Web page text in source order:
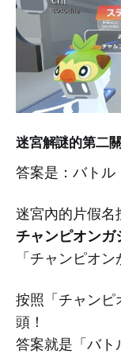
迷宮解謎的第二
答案是：バトル
迷宮內的片假
チャンピオンガ
「チャンピオ
按照「チャンピ
頭！
答案就是「バト